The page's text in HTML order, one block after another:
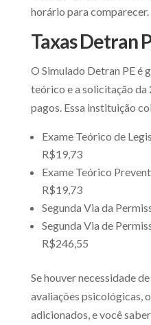
horário para comparecer.
Taxas Detran
O Simulado Detran PE é
teórico e a solicitação da
pagos. Essa instituição
Exame Teórico de
R$19,73
Exame Teórico
R$19,73
Segunda Via da
Segunda Via de
R$246,55
Se houver necessidade
avaliações psicológicas,
adicionados, e você